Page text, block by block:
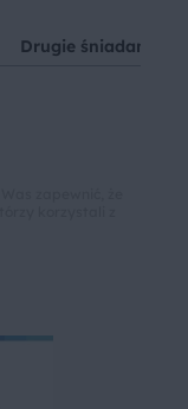
Drugie śniadanie